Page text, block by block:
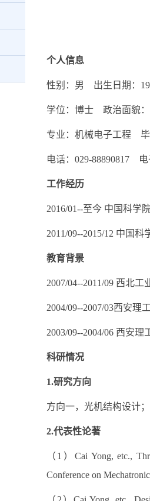
个人信息
性别：男 出生日期：
学位：博士 政治面貌：
专业：机械电子工程
电话：029-88890817 电
工作经历
2016/01--至今 中国科学
2011/09--2015/12 中国
教育背景
2007/04--2011/09 西北
2004/09--2007/03西安
2003/09--2004/06 西安
科研情况
1.研究方向
方向一，光机结构设计
2.代表性论著
（1）Cai Yong, etc.,
Conference on